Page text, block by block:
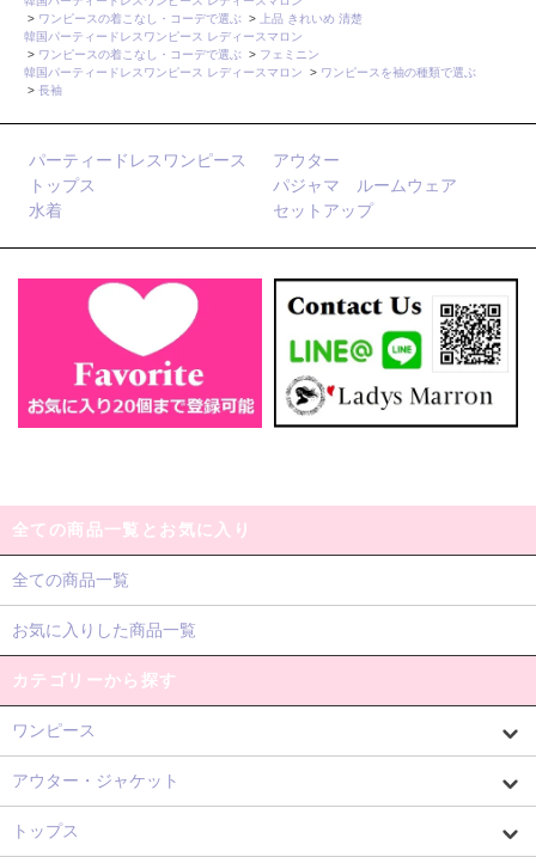
> ワンピースの着こなし・コーデで選ぶ >
上品 きれいめ 清楚
韓国パーティードレスワンピース レディースマロン
> ワンピースの着こなし・コーデで選ぶ > フェミニン
韓国パーティードレスワンピース レディースマロン
> ワンピースを袖の種類で選ぶ
> 長袖
パーティードレスワンピース
アウター
トップス
パジャマ ルームウェア
水着
セットアップ
全ての商品一覧とお気に入り
全ての商品一覧
お気に入りした商品一覧
カテゴリーから探す
ワンピース
アウター・ジャケット
トップス